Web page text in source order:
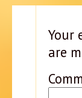
Your
are